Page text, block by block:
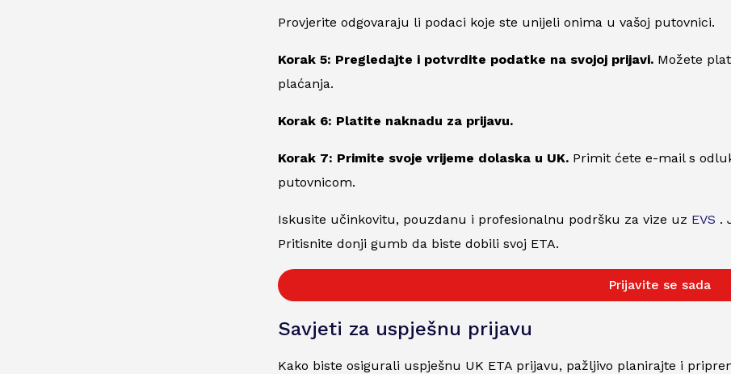
Provjerite odgovaraju li podaci koje ste unijeli onima u vašoj putovnici.
Korak 5: Pregledajte i potvrdite podatke na svojoj prijavi. Možete
plaćanja.
Korak 6: Platite naknadu za prijavu.
Korak 7: Primite svoje vrijeme dolaska u UK. Primit ćete e-mail s
putovnicom.
Iskusite učinkovitu, pouzdanu i profesionalnu podršku za vize uz EVS .
Pritisnite donji gumb da biste dobili svoj ETA.
Prijavite se sada
Savjeti za uspješnu prijavu
Kako biste osigurali uspješnu UK ETA prijavu, pažljivo planirajte i